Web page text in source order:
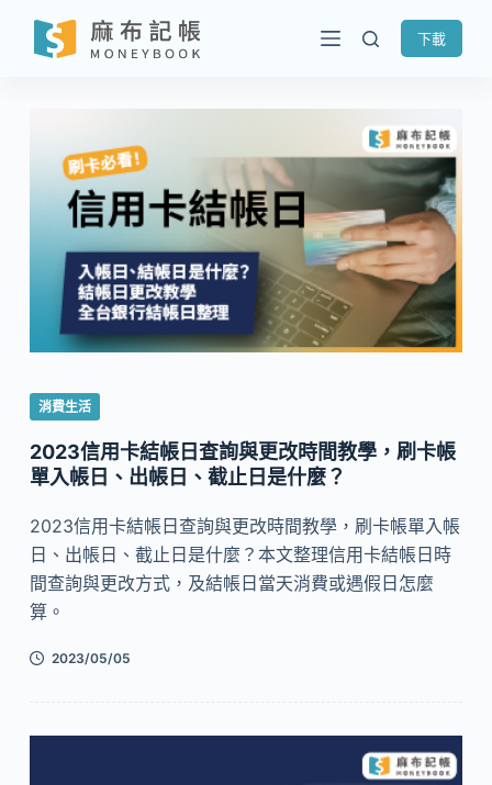
跳
至
下載
消費生活
2023信用卡結帳日查詢與更改時間教學，刷卡帳
單入帳日、出帳日、截止日是什麼？
2023信用卡結帳日查詢與更改時間教學，刷卡帳單入帳
日、出帳日、截止日是什麼？本文整理信用卡結帳日時
間查詢與更改方式，及結帳日當天消費或遇假日怎麼
算。
2023/05/05